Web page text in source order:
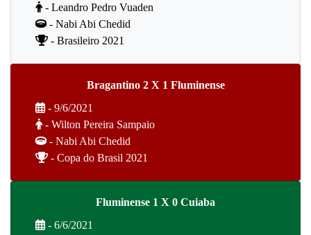
- Leandro Pedro Vuaden
- Nabi Abi Chedid
- Brasileiro 2021
Bragantino 2 X 1 Fluminense
- 9/6/2021
- Wilton Pereira Sampaio
- Nabi Abi Chedid
- Copa do Brasil 2021
Fluminense 1 X 0 Cuiaba
- 6/6/2021